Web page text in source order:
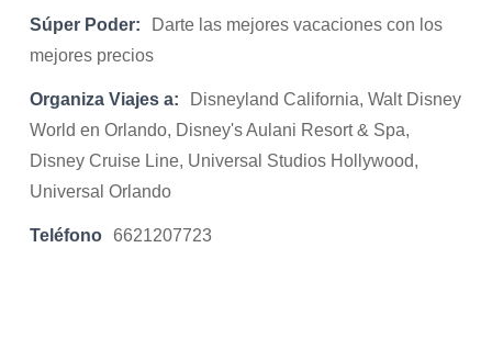
Súper Poder:
Darte las mejores vacaciones con los
mejores precios
Organiza Viajes a:
Disneyland California, Walt Disney
World en Orlando, Disney's Aulani Resort & Spa,
Disney Cruise Line, Universal Studios Hollywood,
Universal Orlando
Teléfono 6621207723